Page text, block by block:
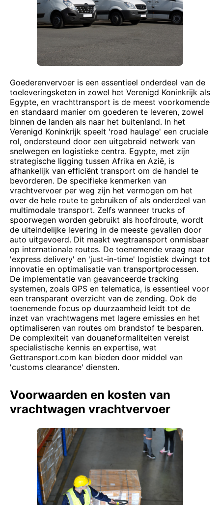
Goederenvervoer is een essentieel onderdeel van de
toeleveringsketen in zowel het Verenigd Koninkrijk als
Egypte, en vrachttransport is de meest voorkomende
en standaard manier om goederen te leveren, zowel
binnen de landen als naar het buitenland. In het
Verenigd Koninkrijk speelt 'road haulage' een cruciale
rol, ondersteund door een uitgebreid netwerk van
snelwegen en logistieke centra. Egypte, met zijn
strategische ligging tussen Afrika en Azië, is
afhankelijk van efficiënt transport om de handel te
bevorderen. De specifieke kenmerken van
vrachtvervoer per weg zijn het vermogen om het
over de hele route te gebruiken of als onderdeel van
multimodale transport. Zelfs wanneer trucks of
spoorwegen worden gebruikt als hoofdroute, wordt
de uiteindelijke levering in de meeste gevallen door
auto uitgevoerd. Dit maakt wegtraansport onmisbaar
op internationale routes. De toenemende vraag naar
'express delivery' en 'just-in-time' logistiek dwingt tot
innovatie en optimalisatie van transportprocessen.
De implementatie van geavanceerde tracking
systemen, zoals GPS en telematica, is essentieel voor
een transparant overzicht van de zending. Ook de
toenemende focus op duurzaamheid leidt tot de
inzet van vrachtwagens met lagere emissies en het
optimaliseren van routes om brandstof te besparen.
De complexiteit van douaneformaliteiten vereist
specialistische kennis en expertise, wat
Gettransport.com kan bieden door middel van
'customs clearance' diensten.
Voorwaarden en kosten van
vrachtwagen vrachtvervoer